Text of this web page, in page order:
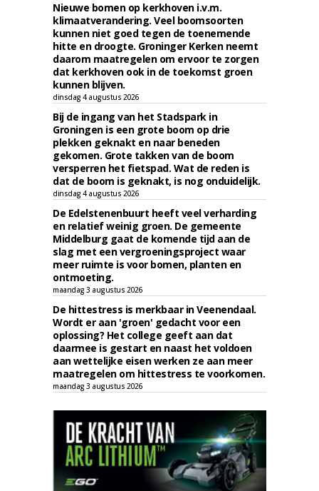
Nieuwe bomen op kerkhoven i.v.m.
klimaatverandering. Veel boomsoorten
kunnen niet goed tegen de toenemende
hitte en droogte. Groninger Kerken neemt
daarom maatregelen om ervoor te zorgen
dat kerkhoven ook in de toekomst groen
kunnen blijven.
dinsdag 4 augustus 2026
Bij de ingang van het Stadspark in
Groningen is een grote boom op drie
plekken geknakt en naar beneden
gekomen. Grote takken van de boom
versperren het fietspad. Wat de reden is
dat de boom is geknakt, is nog onduidelijk.
dinsdag 4 augustus 2026
De Edelstenenbuurt heeft veel verharding
en relatief weinig groen. De gemeente
Middelburg gaat de komende tijd aan de
slag met een vergroeningsproject waar
meer ruimte is voor bomen, planten en
ontmoeting.
maandag 3 augustus 2026
De hittestress is merkbaar in Veenendaal.
Wordt er aan 'groen' gedacht voor een
oplossing? Het college geeft aan dat
daarmee is gestart en naast het voldoen
aan wettelijke eisen werken ze aan meer
maatregelen om hittestress te voorkomen.
maandag 3 augustus 2026